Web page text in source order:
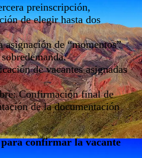
preinscripción,
de elegir hasta dos
de “momentos”
de vacantes asignadas
Confirmación final de
de la documentación
confirmar la vacante